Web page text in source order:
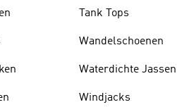
Tank Tops
Wandelschoenen
Waterdichte Jassen
Windjacks